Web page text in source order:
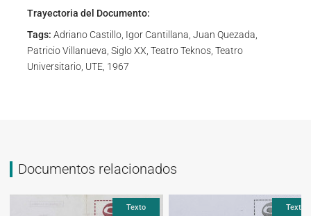
Trayectoria del Documento:
Tags: Adriano Castillo, Igor Cantillana, Juan Quezada,
Patricio Villanueva, Siglo XX, Teatro Teknos, Teatro
Universitario, UTE, 1967
Documentos relacionados
Texto Texto